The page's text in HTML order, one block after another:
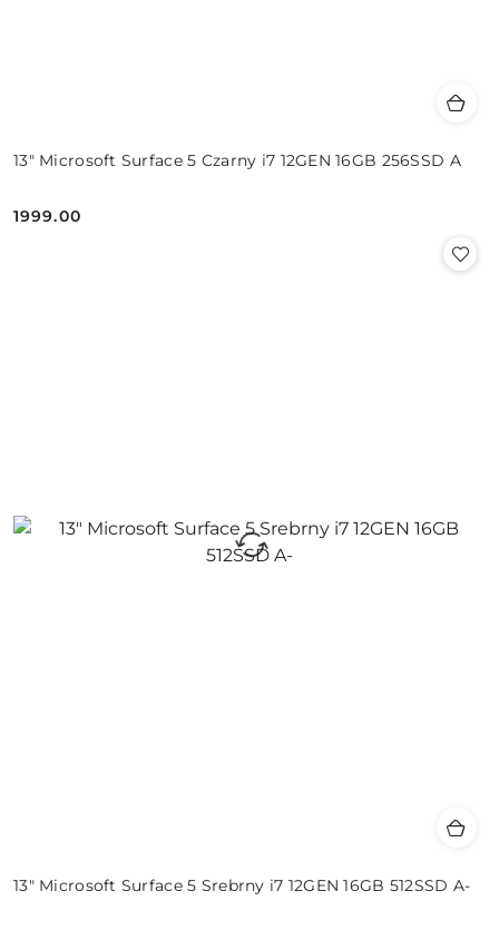
13" Microsoft Surface 5 Czarny i7 12GEN 16GB 256SSD A
Cena:
1999.00
13" Microsoft Surface 5 Srebrny i7 12GEN 16GB 512SSD A-